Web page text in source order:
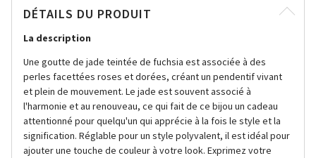
DÉTAILS DU PRODUIT
La description
Une goutte de jade teintée de fuchsia est associée à des
perles facettées roses et dorées, créant un pendentif vivant
et plein de mouvement. Le jade est souvent associé à
l'harmonie et au renouveau, ce qui fait de ce bijou un cadeau
attentionné pour quelqu'un qui apprécie à la fois le style et la
signification. Réglable pour un style polyvalent, il est idéal pour
ajouter une touche de couleur à votre look. Exprimez votre